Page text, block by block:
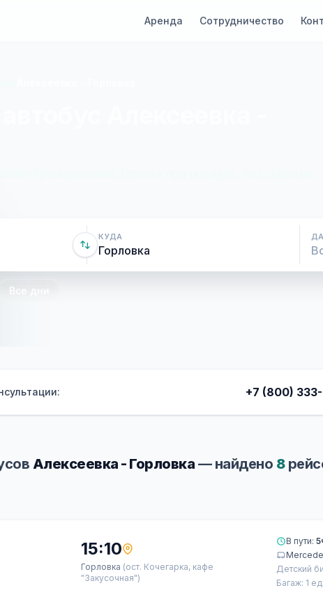
Аренда Сотрудничество
КУДА
Все дни
+7 (800) 333-
Алексеевка - Горловка — найдено 8
15:10
Горловка (ост. Кочегарка, кафе
"Закусочная")
В пути:
Детский
Багаж: 1